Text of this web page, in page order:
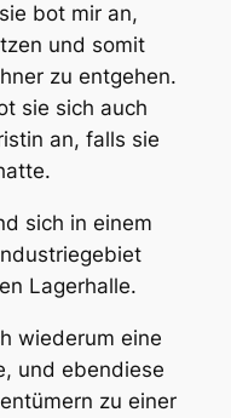
bot mir an,
und somit
zu entgehen.
sie sich auch
an, falls sie
sich in einem
Lagerhalle.
wiederum eine
und ebendiese
zu einer